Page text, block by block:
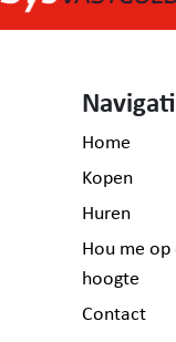
Home
Kopen
Huren
Hou me op
hoogte
Contact